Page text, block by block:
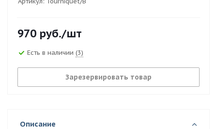
970 руб./шт
Есть в наличии (3)
Зарезервировать товар
Описание